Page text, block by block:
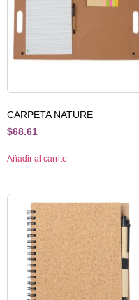
CARPETA NATURE
$68.61
Añadir al carrito